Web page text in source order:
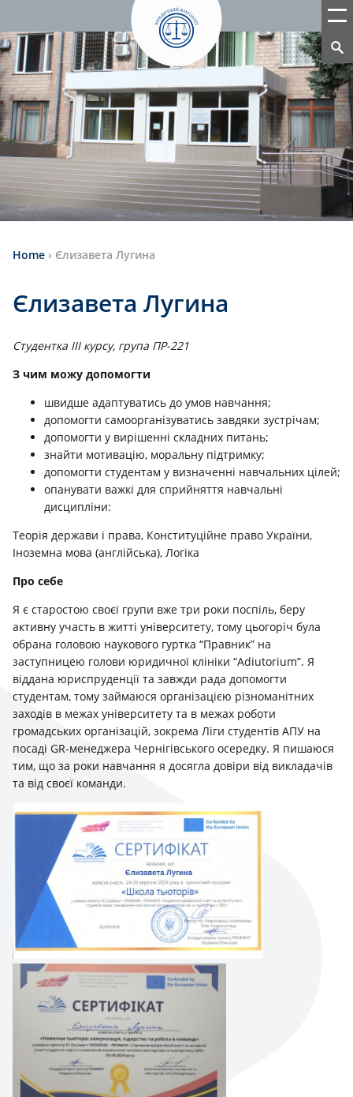
Home › Єлизавета Лугина
Єлизавета Лугина
Студентка ІІІ курсу, група ПР-221
З чим можу допомогти
швидше адаптуватись до умов навчання;
допомогти самоорганізуватись завдяки зустрічам;
допомогти у вирішенні складних питань;
знайти мотивацію, моральну підтримку;
допомогти студентам у визначенні навчальних цілей;
опанувати важкі для сприйняття навчальні
дисципліни:
Теорія держави і права, Конституційне право України,
Іноземна мова (англійська), Логіка
Про себе
Я є старостою своєї групи вже три роки поспіль, беру
активну участь в житті університету, тому цьогоріч була
обрана головою наукового гуртка “Правник” на
заступницею голови юридичної клініки “Adiutorium”. Я
віддана юриспруденції та завжди рада допомогти
студентам, тому займаюся організацією різноманітних
заходів в межах університету та в межах роботи
громадських організацій, зокрема Ліги студентів АПУ на
посаді GR-менеджера Чернігівського осередку. Я пишаюся
тим, що за роки навчання я досягла довіри від викладачів
та від своєї команди.